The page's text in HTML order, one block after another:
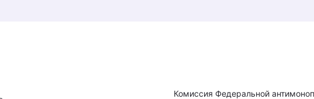
Комиссия Федеральной